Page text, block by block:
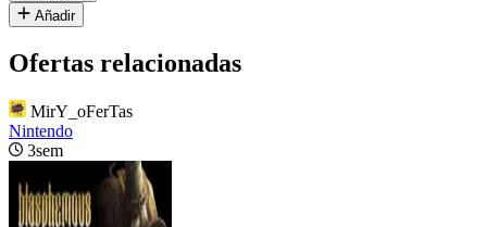
Añadir
Ofertas relacionadas
MirY_oFerTas
Nintendo
3sem